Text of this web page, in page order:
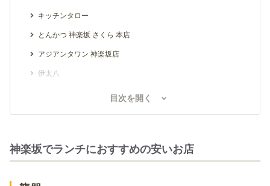
キッチンタロー
とんかつ 神楽坂 さくら 本店
アジアンタワン 神楽坂店
伊太八
魚谷
目次を開く
神楽坂でランチにおすすめの安いお店